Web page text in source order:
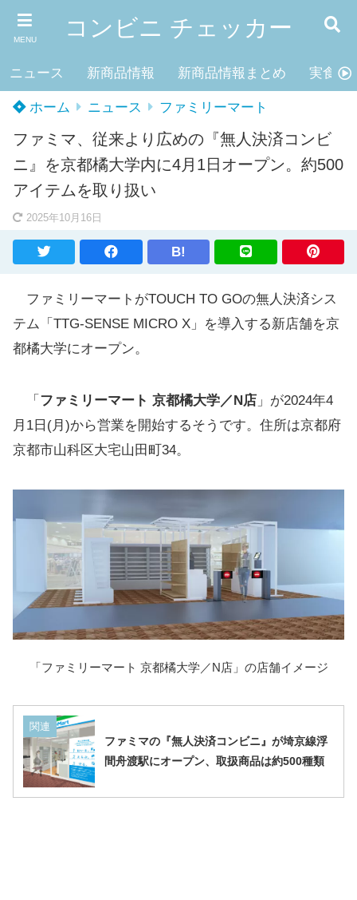
MENU コンビニ チェッカー
ニュース 新商品情報 新商品情報まとめ 実食レ
ホーム ニュース ファミリーマート
ファミマ、従来より広めの『無人決済コンビ
ニ』を京都橘大学内に4月1日オープン。約500
アイテムを取り扱い
2025年10月16日
B!
ファミリーマートがTOUCH TO GOの無人決済シス
テム「TTG-SENSE MICRO X」を導入する新店舗を京
都橘大学にオープン。
「 ファミリーマート 京都橘大学／N店 」が2024年4
月1日(月)から営業を開始するそうです。住所は京都府
京都市山科区大宅山田町34。
「ファミリーマート 京都橘大学／N店」の店舗イメージ
関連
ファミマの『無人決済コンビニ』が埼京線浮
間舟渡駅にオープン、取扱商品は約500種類